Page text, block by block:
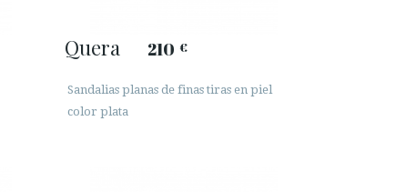
Quera 210 €
Sandalias planas de finas tiras en piel
color plata